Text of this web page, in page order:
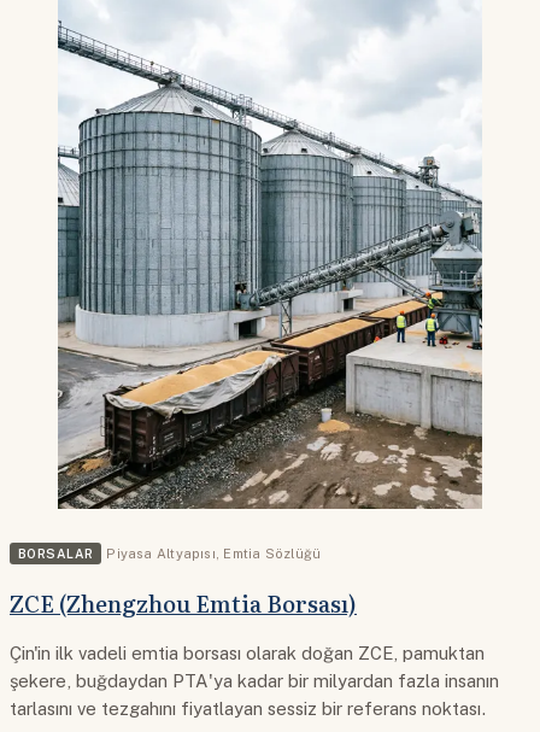
BORSALAR Piyasa Altyapısı Emtia Sözlüğü
ZCE (Zhengzhou Emtia Borsası)
Çin'in ilk vadeli emtia borsası olarak doğan ZCE, pamuktan
şekere, buğdaydan PTA'ya kadar bir milyardan fazla insanın
tarlasını ve tezgahını fiyatlayan sessiz bir referans noktası.